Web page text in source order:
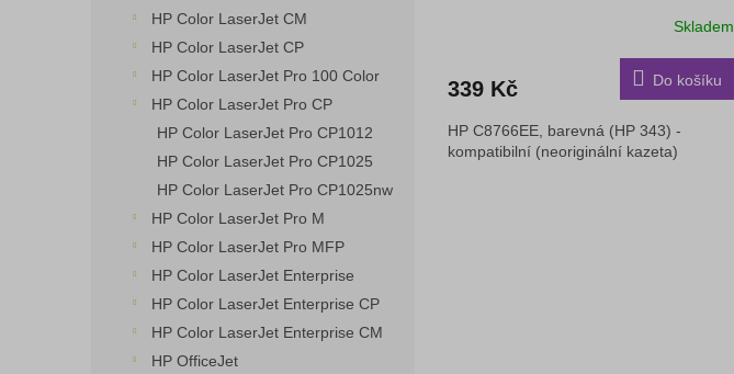
HP Color LaserJet CM
HP Color LaserJet CP
HP Color LaserJet Pro 100 Color
HP Color LaserJet Pro CP
HP Color LaserJet Pro CP1012
HP Color LaserJet Pro CP1025
HP Color LaserJet Pro CP1025nw
HP Color LaserJet Pro M
HP Color LaserJet Pro MFP
HP Color LaserJet Enterprise
HP Color LaserJet Enterprise CP
HP Color LaserJet Enterprise CM
HP OfficeJet
Skladem
339 Kč Do košíku
HP C8766EE, barevná (HP 343) -
kompatibilní (neoriginální kazeta)